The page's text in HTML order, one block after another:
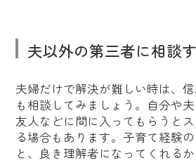
夫以外の第三者に相談
夫婦だけで解決が難しい時は、
も相談してみましょう。自分や
友人などに間に入ってもらうと
る場合もあります。子育て経験
と、良き理解者になってくれるか